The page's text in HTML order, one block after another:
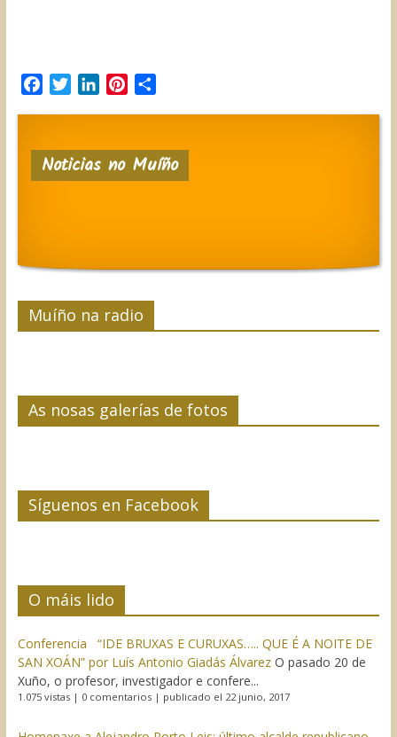
e
b
t
t
k
e
t
e
p
a
Noticias no Muíño
Muíño na radio
As nosas galerías de fotos
Síguenos en Facebook
O máis lido
Conferencia “IDE BRUXAS E CURUXAS….. QUE É A NOITE DE
SAN XOÁN” por Luís Antonio Giadás Álvarez O pasado 20 de
Xuño, o profesor, investigador e confere...
1.075 vistas| 0 comentarios| publicado el 22 junio, 2017